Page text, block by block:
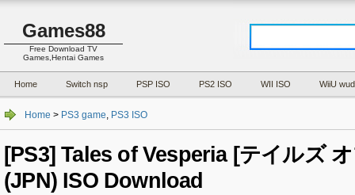
Games88
Free Download TV
Games,Hentai Games
Home Switch nsp PSP ISO PS2 ISO WII ISO WiiU wud
Home > PS3 game, PS3 ISO
[PS3] Tales of Vesperia [テイルズ
(JPN) ISO Download